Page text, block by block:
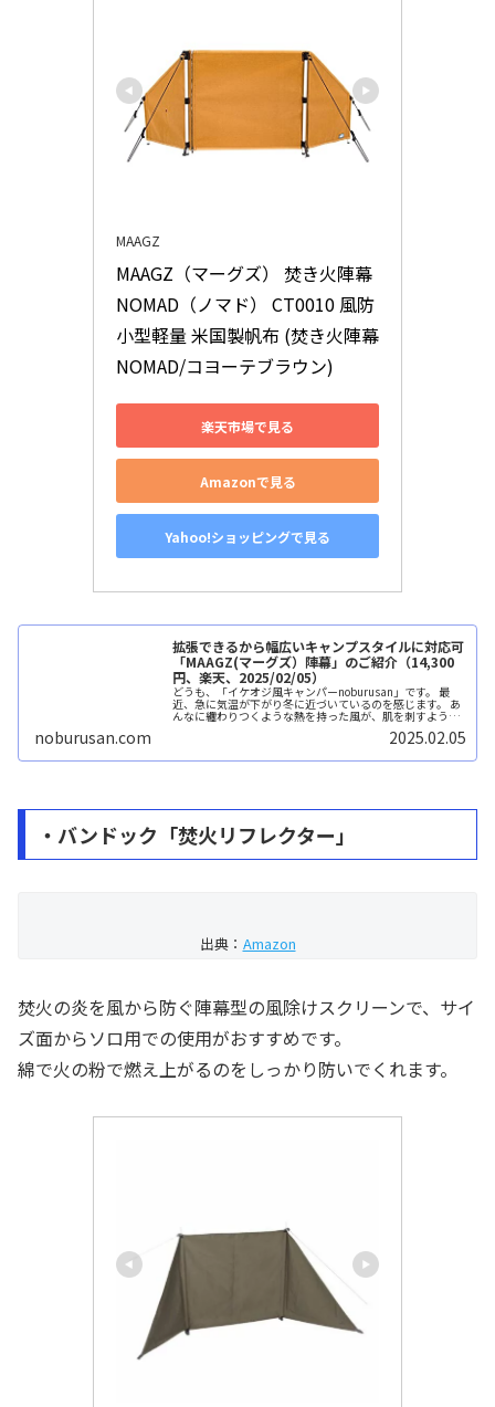
MAAGZ
MAAGZ（マーグズ） 焚き火陣幕
NOMAD（ノマド） CT0010 風防
小型軽量 米国製帆布 (焚き火陣幕
NOMAD/コヨーテブラウン)
楽天市場で見る
Amazonで見る
Yahoo!ショッピングで見る
拡張できるから幅広いキャンプスタイルに対応可
「MAAGZ(マーグズ）陣幕」のご紹介（14,300
円、楽天、2025/02/05）
どうも、「イケオジ風キャンパーnoburusan」です。 最
近、急に気温が下がり冬に近づいているのを感じます。 あ
んなに纏わりつくような熱を持った風が、肌を刺すような
冷たい風に変わってきましたよね。 この冷たい風が、冬キ
noburusan.com 2025.02.05
・バンドック「焚火リフレクター」
出典： Amazon
焚火の炎を風から防ぐ陣幕型の風除けスクリーンで、サイ
ズ面からソロ用での使用がおすすめです。
綿で火の粉で燃え上がるのをしっかり防いでくれます。